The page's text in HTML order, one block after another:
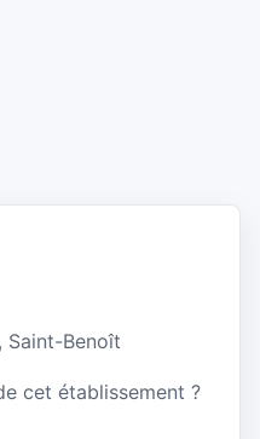
Saint-Benoît
cet établissement ?